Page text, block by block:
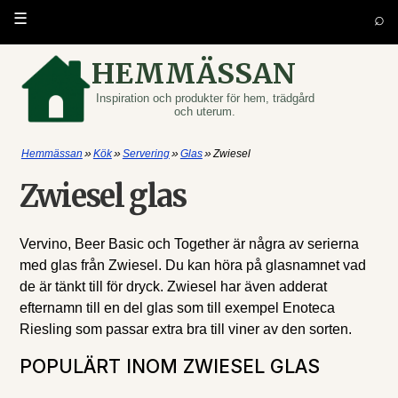
HEMMÄSSAN
Inspiration och produkter för hem, trädgård
och uterum.
☰ ⌕
Hemmässan »Kök»Servering»Glas»Zwiesel
Zwiesel glas
Vervino, Beer Basic och Together är några av serierna
med glas från Zwiesel. Du kan höra på glasnamnet vad
de är tänkt till för dryck. Zwiesel har även adderat
efternamn till en del glas som till exempel Enoteca
Riesling som passar extra bra till viner av den sorten.
POPULÄRT INOM ZWIESEL GLAS